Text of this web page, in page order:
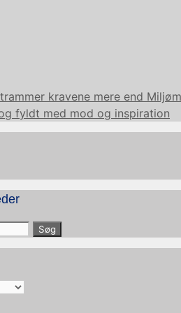
kravene mere end
fyldt med mod og inspiration